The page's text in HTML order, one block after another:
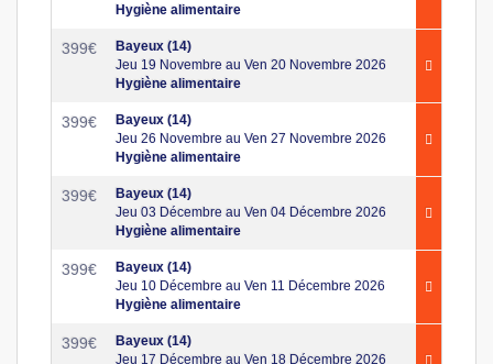
Hygiène alimentaire
399€
Bayeux (14)
Jeu 19 Novembre au Ven 20 Novembre 2026
Hygiène alimentaire
399€
Bayeux (14)
Jeu 26 Novembre au Ven 27 Novembre 2026
Hygiène alimentaire
399€
Bayeux (14)
Jeu 03 Décembre au Ven 04 Décembre 2026
Hygiène alimentaire
399€
Bayeux (14)
Jeu 10 Décembre au Ven 11 Décembre 2026
Hygiène alimentaire
399€
Bayeux (14)
Jeu 17 Décembre au Ven 18 Décembre 2026